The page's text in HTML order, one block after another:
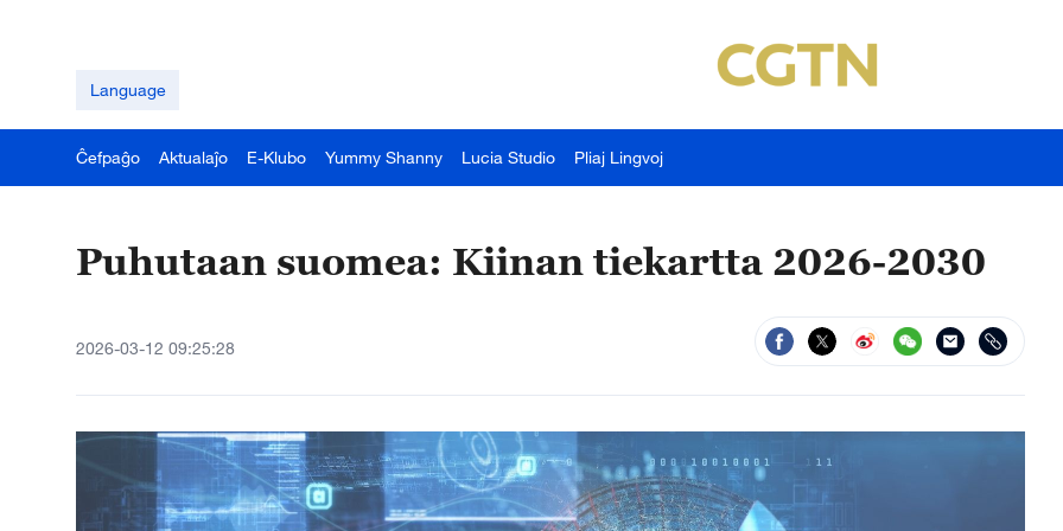
Language
Ĉefpaĝo Aktualaĵo E-Klubo Yummy Shanny Lucia Studio Pliaj Lingvoj
Puhutaan suomea: Kiinan tiekartta 2026-2030
2026-03-12 09:25:28